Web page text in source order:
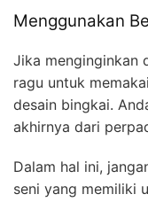
Menggunakan
Jika menginginkan
ragu untuk
desain bingkai.
akhirnya dari
Dalam hal ini,
seni yang memiliki